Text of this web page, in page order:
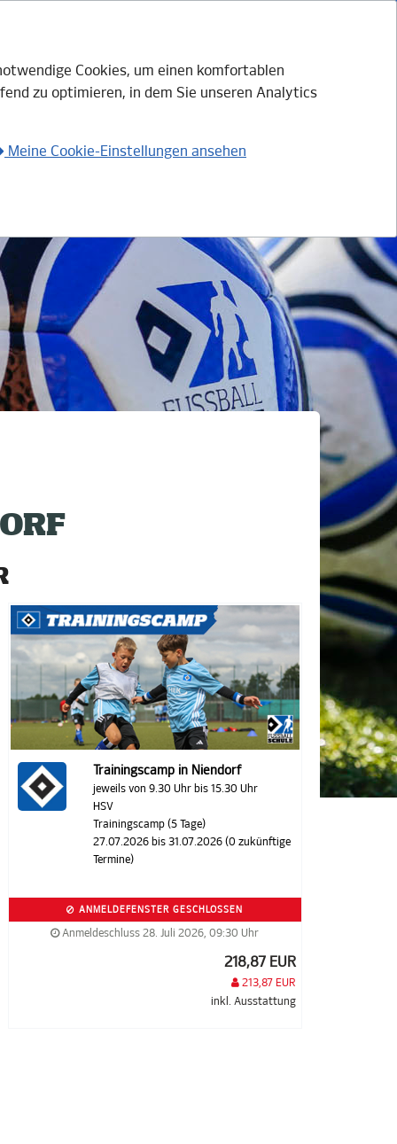
Cookies, um einen komfortablen
zu optimieren, in dem Sie unseren Analytics
Meine Cookie-Einstellungen ansehen
Trainingscamp in Niendorf
jeweils von 9.30 Uhr bis 15.30 Uhr
HSV
Trainingscamp (5 Tage)
27.07.2026 bis 31.07.2026 (0 zukünftige
Termine)
ANMELDEFENSTER GESCHLOSSEN
Anmeldeschluss 28. Juli 2026, 09:30 Uhr
218,87 EUR
213,87 EUR
inkl. Ausstattung